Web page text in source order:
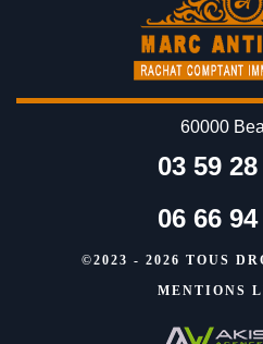
60000
03 59
06 66
©2023 - 2026 TOUS
MENTIONS